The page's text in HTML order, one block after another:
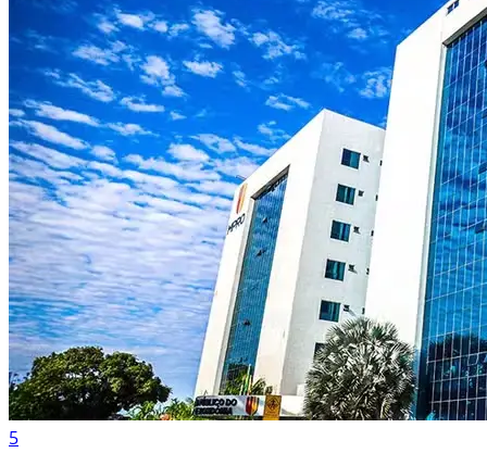
5